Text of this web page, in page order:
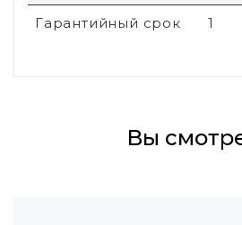
Гарантийный срок 1
Вы